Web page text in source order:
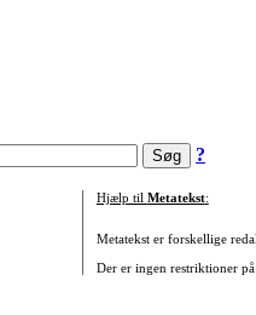
?
Hjælp til Metatekst:
Metatekst er forskellige
Der er ingen restriktioner